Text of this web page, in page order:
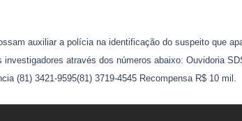
auxiliar a polícia na identificação do suspeito que
investigadores através dos números abaixo: Ouvidoria
(81) 3421-9595(81) 3719-4545 Recompensa R$ 10 mil.